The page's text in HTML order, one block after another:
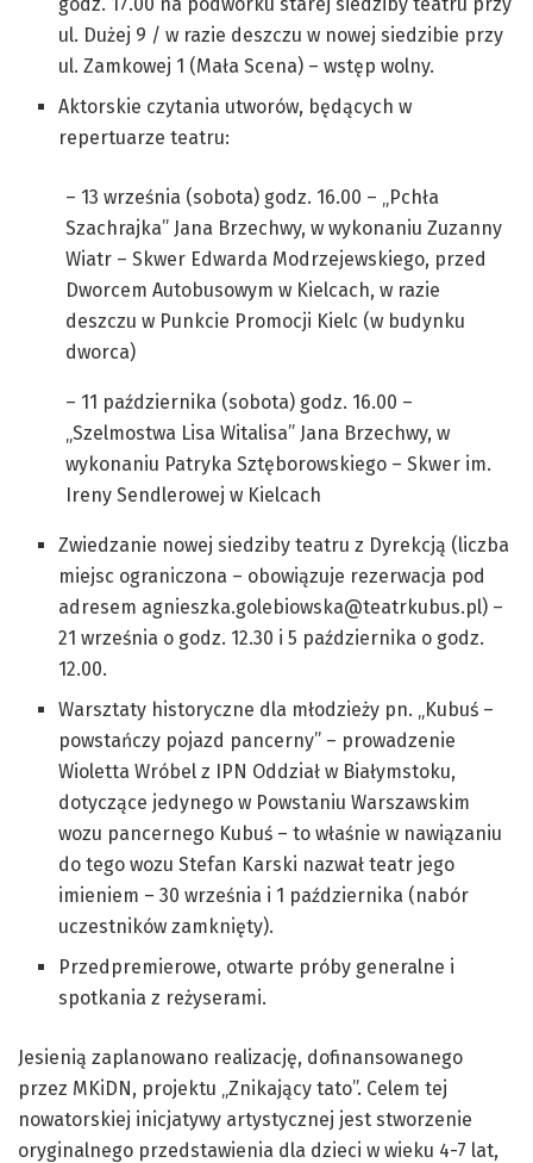
ul. Dużej 9 / w razie deszczu w nowej siedzibie przy
ul. Zamkowej 1 (Mała Scena) – wstęp wolny.
Aktorskie czytania utworów, będących w
repertuarze teatru:
– 13 września (sobota) godz. 16.00 – „Pchła
Szachrajka” Jana Brzechwy, w wykonaniu Zuzanny
Wiatr – Skwer Edwarda Modrzejewskiego, przed
Dworcem Autobusowym w Kielcach, w razie
deszczu w Punkcie Promocji Kielc (w budynku
dworca)
– 11 października (sobota) godz. 16.00 –
„Szelmostwa Lisa Witalisa” Jana Brzechwy, w
wykonaniu Patryka Sztęborowskiego – Skwer im.
Ireny Sendlerowej w Kielcach
Zwiedzanie nowej siedziby teatru z Dyrekcją (liczba
miejsc ograniczona – obowiązuje rezerwacja pod
adresem agnieszka.golebiowska@teatrkubus.pl) –
21 września o godz. 12.30 i 5 października o godz.
12.00.
Warsztaty historyczne dla młodzieży pn. „Kubuś –
powstańczy pojazd pancerny” – prowadzenie
Wioletta Wróbel z IPN Oddział w Białymstoku,
dotyczące jedynego w Powstaniu Warszawskim
wozu pancernego Kubuś – to właśnie w nawiązaniu
do tego wozu Stefan Karski nazwał teatr jego
imieniem – 30 września i 1 października (nabór
uczestników zamknięty).
Przedpremierowe, otwarte próby generalne i
spotkania z reżyserami.
Jesienią zaplanowano realizację, dofinansowanego
przez MKiDN, projektu „Znikający tato”. Celem tej
nowatorskiej inicjatywy artystycznej jest stworzenie
oryginalnego przedstawienia dla dzieci w wieku 4-7 lat,